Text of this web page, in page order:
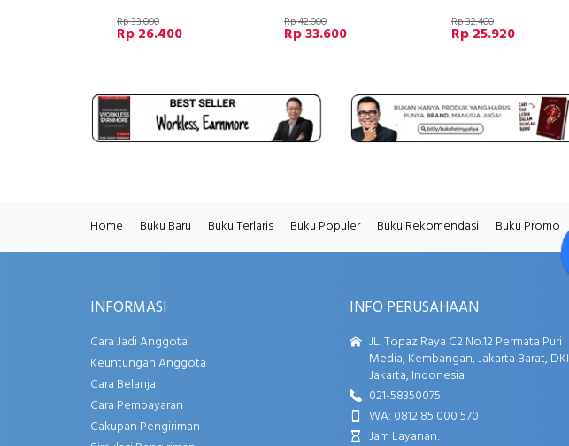
Rp 33.000
Rp 26.400
Rp 42.000
Rp 33.600
Rp 32.400
Rp 25.920
Home Buku Baru Buku Terlaris Buku Populer Buku Rekomendasi Buku Promo
INFORMASI
Cara Jadi Anggota
Keuntungan Anggota
Cara Belanja
Cara Pembayaran
Cakupan Pengiriman
INFO PERUSAHAAN
JL. Topaz Raya C2 No.12 Permata Puri
Media, Kembangan, Jakarta Barat, DKI
Jakarta, Indonesia
021-58350075
WA: 0812 85 000 570
Jam Layanan: